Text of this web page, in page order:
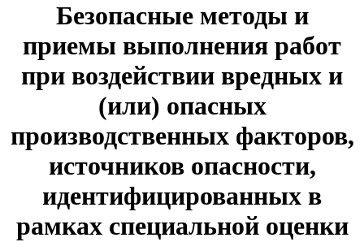
Безопасные методы и
приемы выполнения работ
при воздействии вредных и
(или) опасных
производственных факторов,
источников опасности,
идентифицированных в
рамках специальной оценки